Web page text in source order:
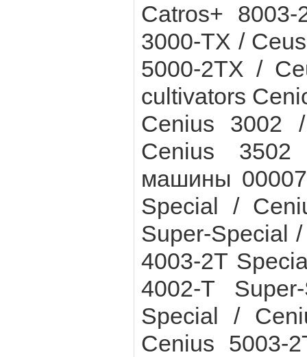
Catros+
3000-TX /
5000-2TX /
cultivators
Cenius 3002
Cenius
машины
Special /
Super-Special
4003-2T
4002-T
Special /
Cenius 5003-